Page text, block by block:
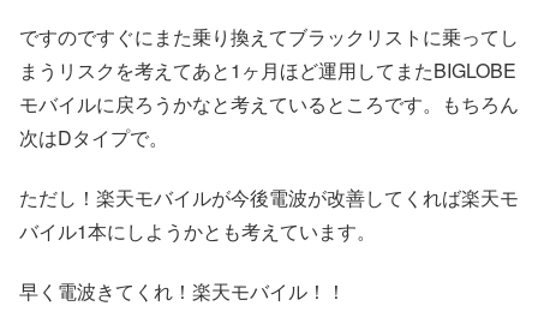
ですのですぐにまた乗り換えてブラックリストに乗ってし
まうリスクを考えてあと1ヶ月ほど運用してまたBIGLOBE
モバイルに戻ろうかなと考えているところです。もちろん
次はDタイプで。
ただし！楽天モバイルが今後電波が改善してくれば楽天モ
バイル1本にしようかとも考えています。
早く電波きてくれ！楽天モバイル！！